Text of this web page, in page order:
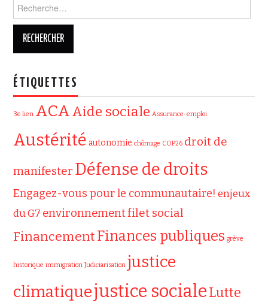
ÉTIQUETTES
3e lien ACAAide sociale Assurance-emploi
Austérité autonomie chômage COP26 droit de
manifester Défense de droits
Engagez-vous pour le communautaire! enjeux
du G7 environnementfilet social
FinancementFinances publiques grève
historique immigration Judiciarisation justice
climatiquejustice socialeLutte